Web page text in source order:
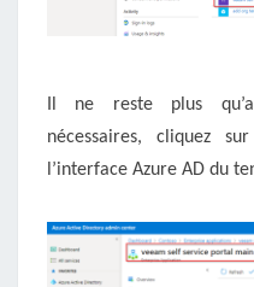
Il ne reste plus qu’a
nécessaires, cliquez
l’interface Azure AD du